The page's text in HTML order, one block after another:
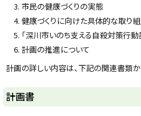
市民の健康づくりの実態
健康づくりに向けた具体的な取り
「深川市いのち支える自殺対策行動
計画の推進について
計画の詳しい内容は、下記の関連書類か
ト
ッ
計画書